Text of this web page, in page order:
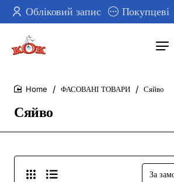
Обліковий запис Покупцеві
Сяйво
ФАСОВАНІ ТОВАРИ Сяйво